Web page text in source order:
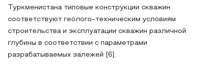
Туркменистана типовые конструкции скважин
соответствуют геолого-техническим условиям
строительства и эксплуатации скважин различной
глубины в соответствии с параметрами
разрабатываемых залежей [6].